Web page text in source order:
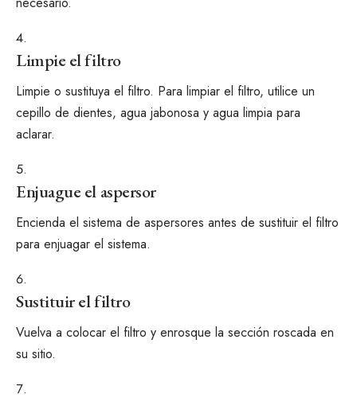
Limpie el filtro
Limpie o sustituya el filtro. Para limpiar el filtro, utilice un
cepillo de dientes, agua jabonosa y agua limpia para
aclarar.
Enjuague el aspersor
Encienda el sistema de aspersores antes de sustituir el filtro
para enjuagar el sistema.
Sustituir el filtro
Vuelva a colocar el filtro y enrosque la sección roscada en
su sitio.